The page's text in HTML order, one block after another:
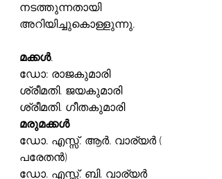
നടത്തുന്നതായി
അറിയിച്ചുകൊള്ളുന്നു.
മക്കൾ.
ഡോ: രാജകുമാരി
ശ്രീമതി. ജയകുമാരി
ശ്രീമതി. ഗീതകുമാരി
മരുമക്കൾ
ഡോ. എസ്സ്. ആർ. വാര്യർ (
പരേതൻ)
ഡോ. എസ്സ്. ബി. വാര്യർ